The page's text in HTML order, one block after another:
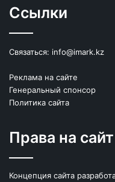
Ссылки
Связаться: info@imark.kz
Реклама на сайте
Генеральный спонсор
Политика сайта
Права на сайт
Концепция сайта